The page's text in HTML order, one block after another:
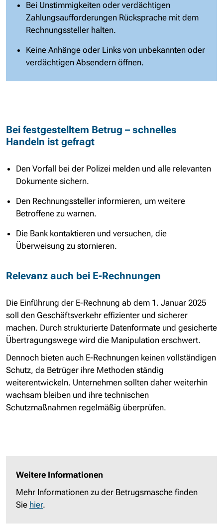
Bei Unstimmigkeiten oder verdächtigen
Zahlungsaufforderungen Rücksprache mit dem
Rechnungssteller halten.
Keine Anhänge oder Links von unbekannten oder
verdächtigen Absendern öffnen.
Bei festgestelltem Betrug – schnelles
Handeln ist gefragt
Den Vorfall bei der Polizei melden und alle relevanten
Dokumente sichern.
Den Rechnungssteller informieren, um weitere
Betroffene zu warnen.
Die Bank kontaktieren und versuchen, die
Überweisung zu stornieren.
Relevanz auch bei E-Rechnungen
Die Einführung der E-Rechnung ab dem 1. Januar 2025
soll den Geschäftsverkehr effizienter und sicherer
machen. Durch strukturierte Datenformate und gesicherte
Übertragungswege wird die Manipulation erschwert.
Dennoch bieten auch E-Rechnungen keinen vollständigen
Schutz, da Betrüger ihre Methoden ständig
weiterentwickeln. Unternehmen sollten daher weiterhin
wachsam bleiben und ihre technischen
Schutzmaßnahmen regelmäßig überprüfen.
Weitere Informationen
Mehr Informationen zu der Betrugsmasche finden
Sie hier.